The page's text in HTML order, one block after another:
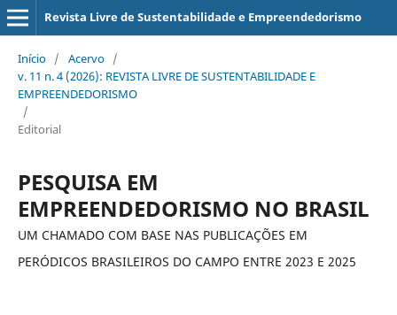
Revista Livre de Sustentabilidade e Empreendedorismo
Início / Acervo /
v. 11 n. 4 (2026): REVISTA LIVRE DE SUSTENTABILIDADE E
EMPREENDEDORISMO
/
Editorial
PESQUISA EM
EMPREENDEDORISMO NO BRASIL
UM CHAMADO COM BASE NAS PUBLICAÇÕES EM
PERÓDICOS BRASILEIROS DO CAMPO ENTRE 2023 E 2025